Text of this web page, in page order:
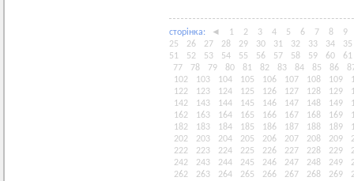
сторiнка: ◄ 1 2 3 4 5 6 7 8
9
25
26 27 28 29 30 31 32 33 34
35
51
52 53 54 55 56 57 58 59 60
61
77
78 79 80 81 82 83 84 85 86
102
103 104 105 106 107 108 109
122
123 124 125 126 127 128 129
142
143 144 145 146 147 148 149
162
163 164 165 166 167 168 169
182
183 184 185 186 187 188 189
202
203 204 205 206 207 208 209
222
223 224 225 226 227 228 229
242
243 244 245 246 247 248 249
262
263 264 265 266 267 268 269